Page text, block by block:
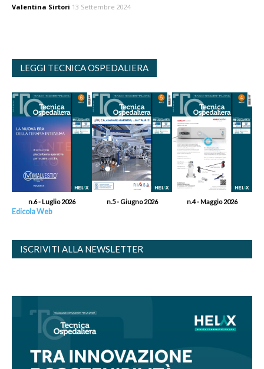
Valentina Sirtori 13 Settembre 2024
LEGGI TECNICA OSPEDALIERA
n.6 - Luglio 2026 n.5 - Giugno 2026 n.4 - Maggio 2026
Edicola Web
ISCRIVITI ALLA NEWSLETTER